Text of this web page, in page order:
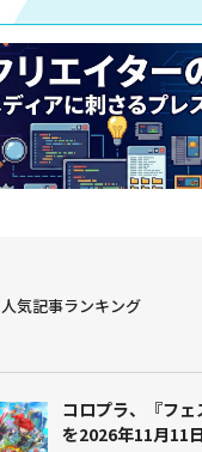
人気記事ランキング
コロプラ、『フ
を2026年11月11